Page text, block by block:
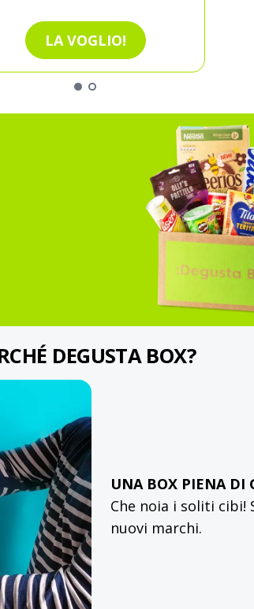
LA VOGLIO!
DEGUSTA BOX?
UNA BOX PIENA DI
Che noia i soliti
nuovi marchi.